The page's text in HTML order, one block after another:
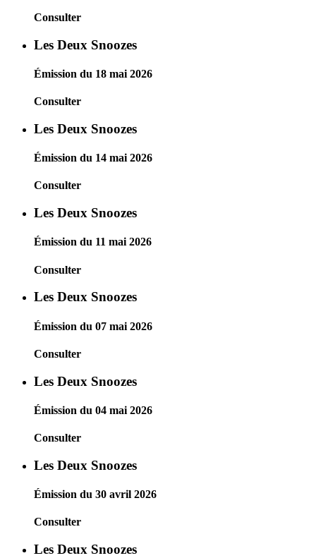
Consulter
Les Deux Snoozes
Émission du 18 mai 2026
Consulter
Les Deux Snoozes
Émission du 14 mai 2026
Consulter
Les Deux Snoozes
Émission du 11 mai 2026
Consulter
Les Deux Snoozes
Émission du 07 mai 2026
Consulter
Les Deux Snoozes
Émission du 04 mai 2026
Consulter
Les Deux Snoozes
Émission du 30 avril 2026
Consulter
Les Deux Snoozes